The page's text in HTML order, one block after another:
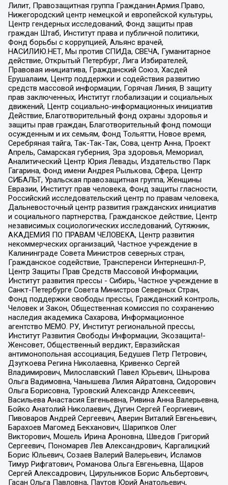
Лилит, Правозащитная группа Гражданин.Армия.Право,
Нижегородский центр немецкой и европейской культуры,
Центр гендерных исследований, Фонд защиты прав
граждан Штаб, Институт права и публичной политики,
Фонд борьбы с коррупцией, Альянс врачей,
НАСИЛИЮ.НЕТ, Мы против СПИДа, СВЕЧА, Гуманитарное
действие, Открытый Петербург, Лига Избирателей,
Правовая инициатива, Гражданский Союз, Хасдей
Ерушалаим, Центр поддержки и содействия развитию
средств массовой информации, Горячая Линия, В защиту
прав заключенных, Институт глобализации и социальных
движений, Центр социально-информационных инициатив
Действие, Благотворительный фонд охраны здоровья и
защиты прав граждан, Благотворительный фонд помощи
осужденным и их семьям, Фонд Тольятти, Новое время,
Серебряная тайга, Так-Так-Так, Сова, центр Анна, Проект
Апрель, Самарская губерния, Эра здоровья, Мемориал,
Аналитический Центр Юрия Левады, Издательство Парк
Гагарина, Фонд имени Андрея Рылькова, Сфера, Центр
СИБАЛЬТ, Уральская правозащитная группа, Женщины
Евразии, Институт прав человека, Фонд защиты гласности,
Российский исследовательский центр по правам человека,
Дальневосточный центр развития гражданских инициатив
и социального партнерства, Гражданское действие, Центр
независимых социологических исследований, Сутяжник,
АКАДЕМИЯ ПО ПРАВАМ ЧЕЛОВЕКА, Центр развития
некоммерческих организаций, Частное учреждение в
Калининграде Совета Министров северных стран,
Гражданское содействие, Трансперенси Интернешнл-Р,
Центр Защиты Прав Средств Массовой Информации,
Институт развития прессы - Сибирь, Частное учреждение в
Санкт-Петербурге Совета Министров Северных Стран,
Фонд поддержки свободы прессы, Гражданский контроль,
Человек и Закон, Общественная комиссия по сохранению
наследия академика Сахарова, Информационное
агентство МЕМО. РУ, Институт региональной прессы,
Институт Развития Свободы Информации, Экозащита!-
Женсовет, Общественный вердикт, Евразийская
антимонопольная ассоциация, Бедушев Петр Петрович,
Дзугкоева Регина Николаевна, Кривенко Сергей
Владимирович, Милославский Павел Юрьевич, Шнырова
Ольга Вадимовна, Чанышева Лилия Айратовна, Сидорович
Ольга Борисовна, Туровский Александр Алексеевич,
Васильева Анастасия Евгеньевна, Ривина Анна Валерьевна,
Бойко Анатолий Николаевич, Дугин Сергей Георгиевич,
Пивоваров Андрей Сергеевич, Аверин Виталий Евгеньевич,
Барахоев Магомед Бекханович, Шарипков Олег
Викторович, Мошель Ирина Ароновна, Шведов Григорий
Сергеевич, Пономарев Лев Александрович, Каргалицкий
Борис Юльевич, Созаев Валерий Валерьевич, Исламов
Тимур Рифгатович, Романова Ольга Евгеньевна, Щаров
Сергей Алексадрович, Цирульников Борис Альбертович,
Гасан Ольга Павловна, Паутов Юрий Анатольевич,